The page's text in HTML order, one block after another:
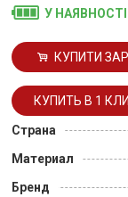
У НАЯВНОСТІ
КУПИТИ
Страна
Материал
Бренд